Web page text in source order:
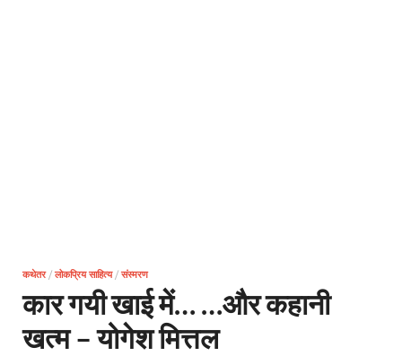
कथेतर/ लोकप्रिय साहित्य/ संस्मरण
कार गयी खाई में… …और कहानी
खत्म – योगेश मित्तल